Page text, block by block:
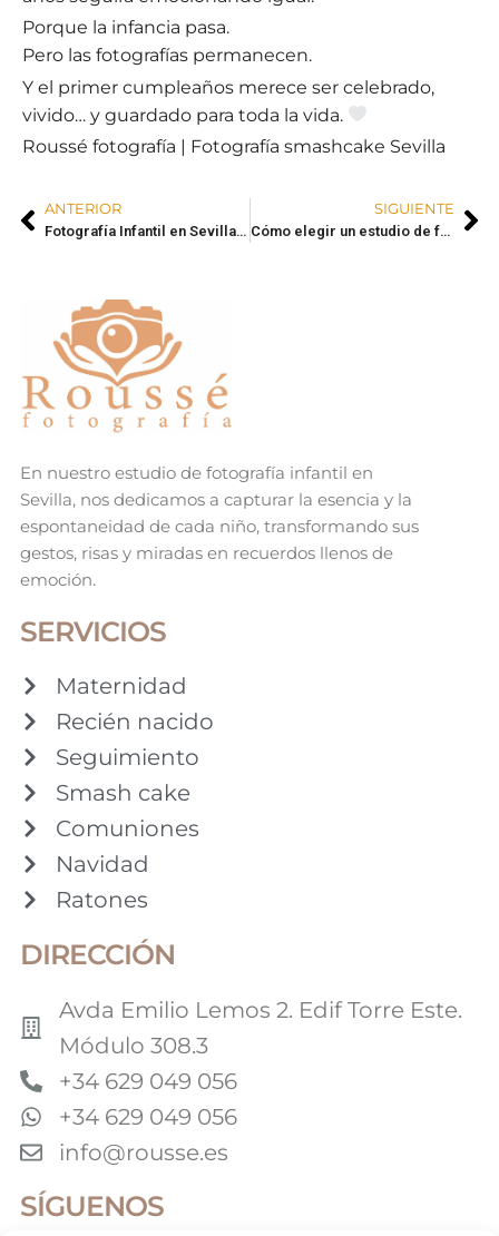
Porque la infancia pasa.
Pero las fotografías permanecen.
Y el primer cumpleaños merece ser celebrado,
vivido… y guardado para toda la vida.
Roussé fotografía | Fotografía smashcake Sevilla
ANTERIOR
Fotografía Infantil en Sevilla: Seguimiento del primer año y Recuerdos que duran toda la vida
SIGUIENTE
Cómo elegir un estudio de fotografía para tu sesión de embarazo
En nuestro estudio de fotografía infantil en
Sevilla, nos dedicamos a capturar la esencia y la
espontaneidad de cada niño, transformando sus
gestos, risas y miradas en recuerdos llenos de
emoción.
SERVICIOS
Maternidad
Recién nacido
Seguimiento
Smash cake
Comuniones
Navidad
Ratones
DIRECCIÓN
Avda Emilio Lemos 2. Edif Torre Este.
Módulo 308.3
+34 629 049 056
+34 629 049 056
info@rousse.es
SÍGUENOS